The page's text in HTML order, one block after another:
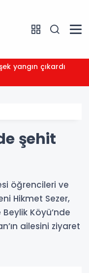
yangın çıkardı
şehit
öğrencileri ve
Hikmet Sezer,
Köyü’nde
ailesini ziyaret